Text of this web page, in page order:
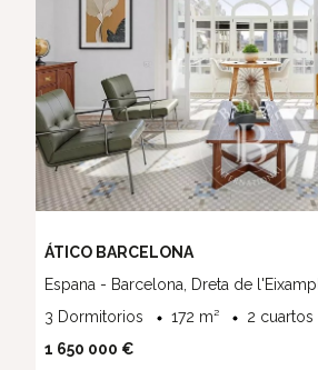
ÁTICO BARCELONA
Espana - Barcelona, Dreta de
3 Dormitorios
172 m²
2
1 650 000 €